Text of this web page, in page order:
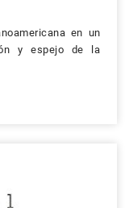
en un
y espejo de la